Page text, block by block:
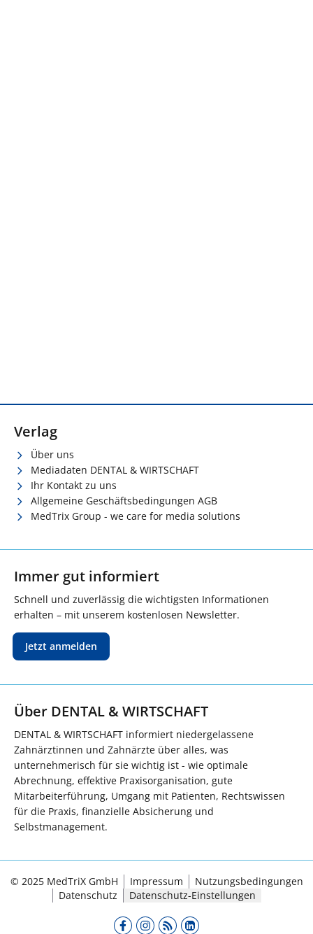
Verlag
Über uns
Mediadaten DENTAL & WIRTSCHAFT
Ihr Kontakt zu uns
Allgemeine Geschäftsbedingungen AGB
MedTrix Group - we care for media solutions
Immer gut informiert
Schnell und zuverlässig die wichtigsten Informationen
erhalten – mit unserem kostenlosen Newsletter.
Jetzt anmelden
Über DENTAL & WIRTSCHAFT
DENTAL & WIRTSCHAFT informiert niedergelassene
Zahnärztinnen und Zahnärzte über alles, was
unternehmerisch für sie wichtig ist - wie optimale
Abrechnung, effektive Praxisorganisation, gute
Mitarbeiterführung, Umgang mit Patienten, Rechtswissen
für die Praxis, finanzielle Absicherung und
Selbstmanagement.
© 2025 MedTriX GmbH Impressum
Nutzungsbedingungen
Datenschutz
Datenschutz-Einstellungen